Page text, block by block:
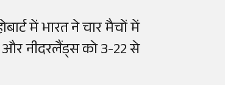
में भारत ने चार मैचों में
और नीदरलैंड्स को 3-22 से